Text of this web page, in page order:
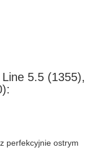
5.5 (1355),
perfekcyjnie ostrym